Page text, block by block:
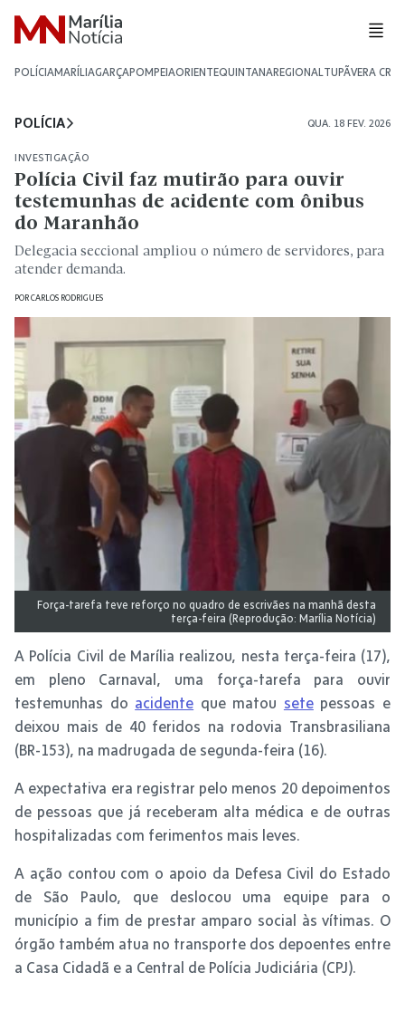
POLÍCIAMARÍLIAGARÇAPOMPEIAORIENTEQUINTANAREGIONALTUPÃVERA CRUZ
POLÍCIA QUA. 18 FEV. 2026
INVESTIGAÇÃO
Polícia Civil faz mutirão para ouvir
testemunhas de acidente com ônibus
do Maranhão
Delegacia seccional ampliou o número de servidores, para
atender demanda.
PORCARLOS RODRIGUES
Força-tarefa teve reforço no quadro de escrivães na manhã desta
terça-feira (Reprodução: Marília Notícia)
A Polícia Civil de Marília realizou, nesta terça-feira (17),
em pleno Carnaval, uma força-tarefa para ouvir
testemunhas do acidente que matou setepessoas e
deixou mais de 40 feridos na rodovia Transbrasiliana
(BR-153), na madrugada de segunda-feira (16).
A expectativa era registrar pelo menos 20 depoimentos
de pessoas que já receberam alta médica e de outras
hospitalizadas com ferimentos mais leves.
A ação contou com o apoio da Defesa Civil do Estado
de São Paulo, que deslocou uma equipe para o
município a fim de prestar amparo social às vítimas. O
órgão também atua no transporte dos depoentes entre
a Casa Cidadã e a Central de Polícia Judiciária (CPJ).